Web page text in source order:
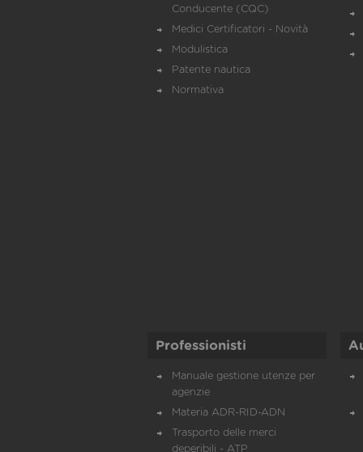
Conducente (CQC)
Medici Certificatori - Novità
Modulistica
Patente nautica
Normativa
Professionisti
Manuale gestione utenze per
agenzie
Materia ADR-RID-ADN
Trasporto delle merci
deperibili - ATP